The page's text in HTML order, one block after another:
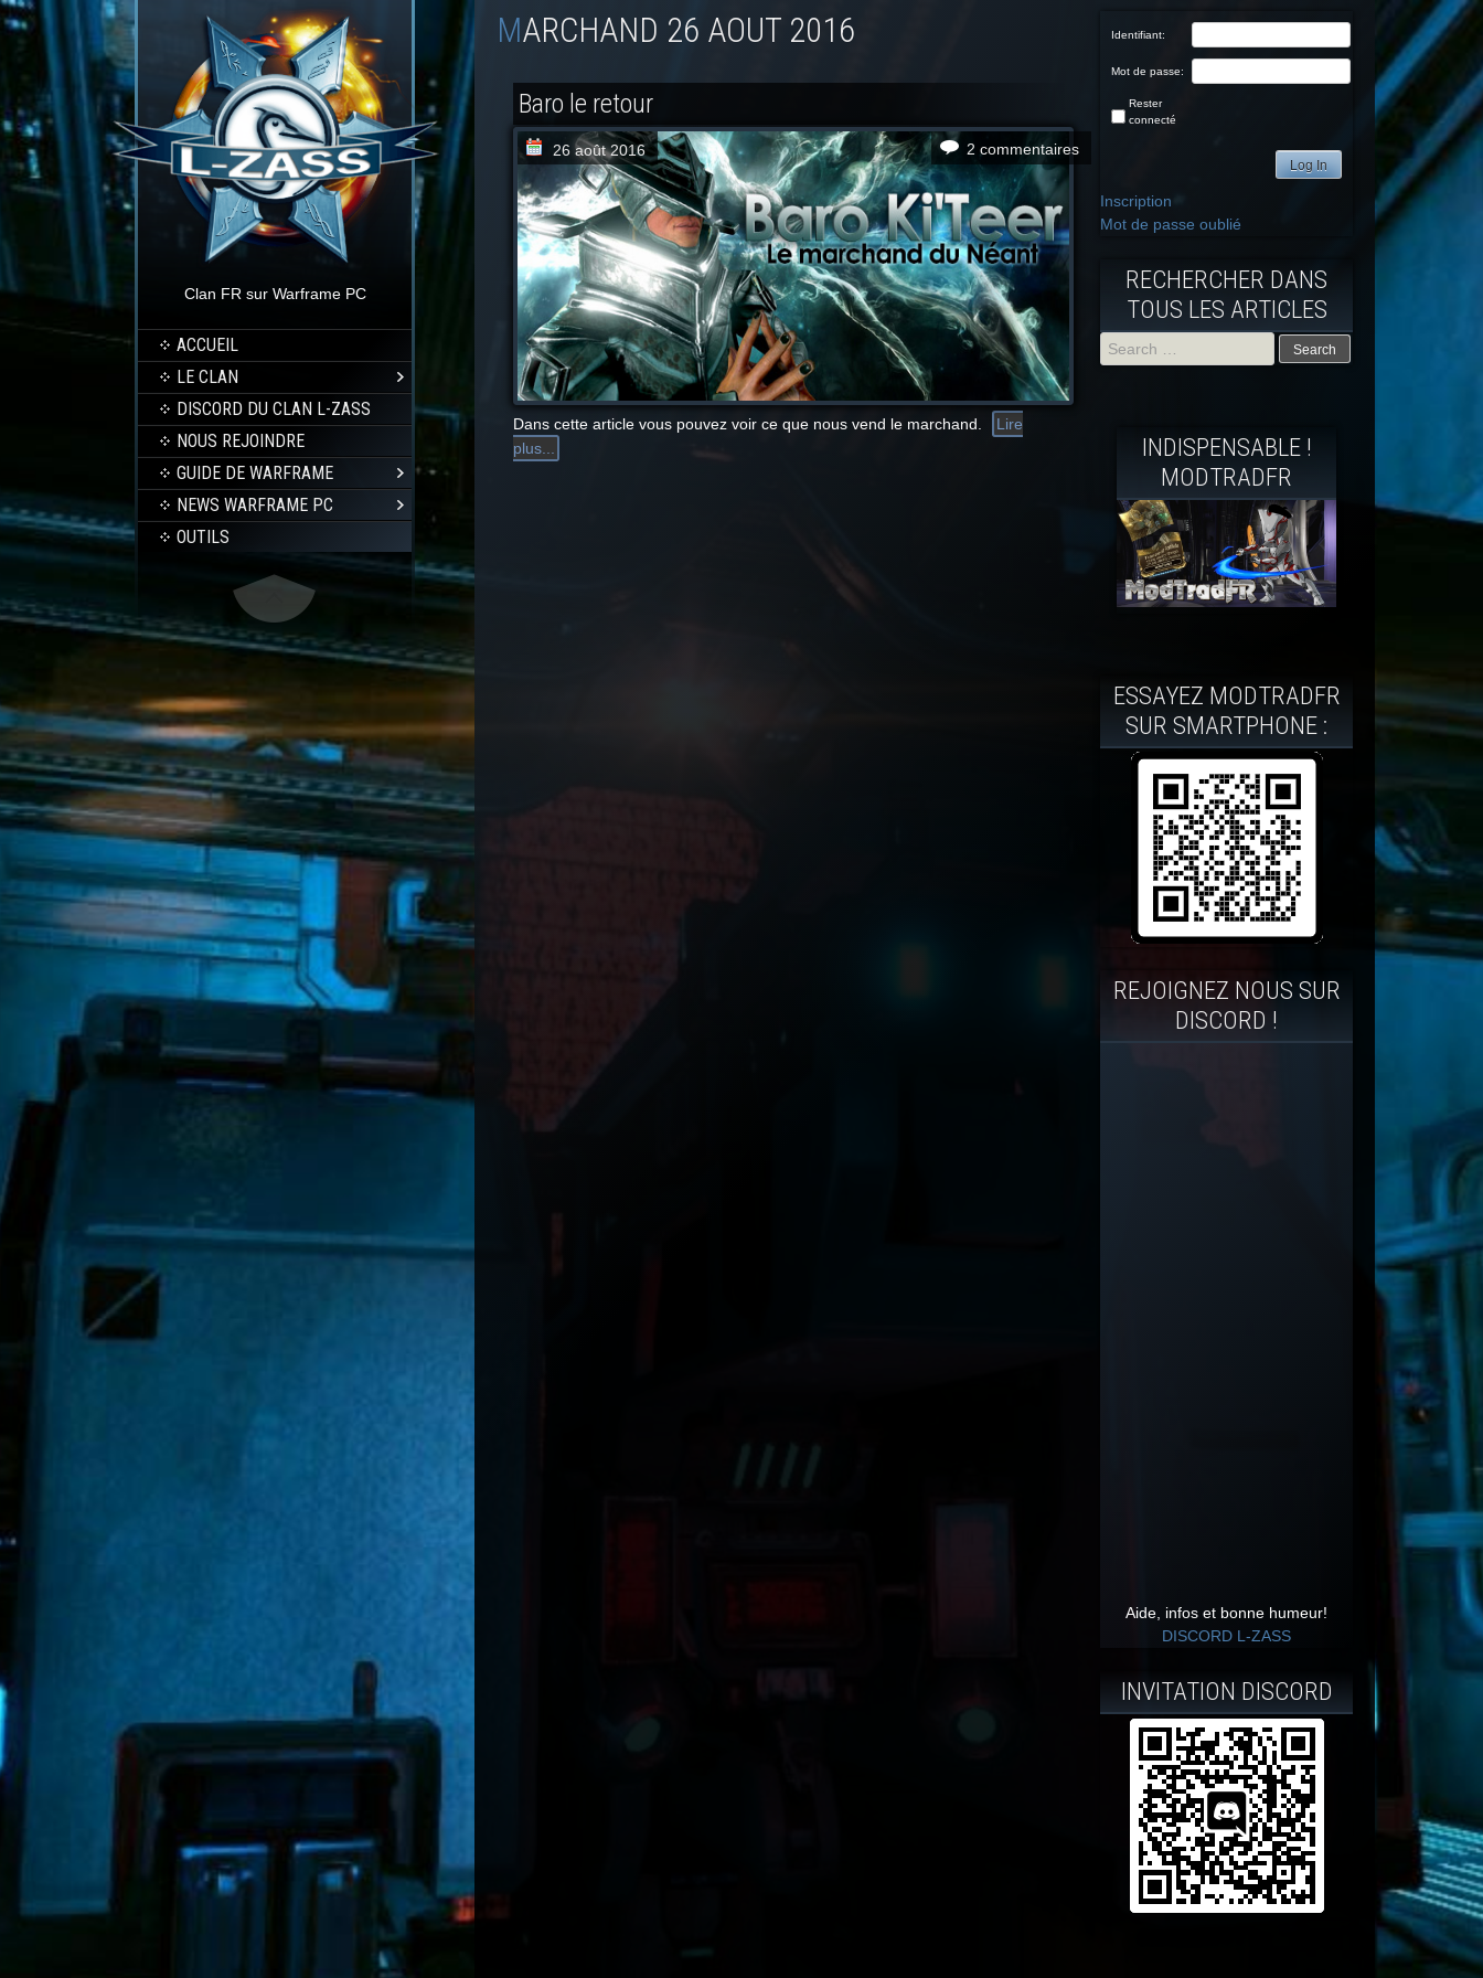
Clan FR sur Warframe PC
ACCUEIL
LE CLAN
DISCORD DU CLAN L-ZASS
NOUS REJOINDRE
GUIDE DE WARFRAME
NEWS WARFRAME PC
OUTILS
MARCHAND 26 AOUT 2016
Baro le retour
26 août 2016 2 commentaires
Dans cette article vous pouvez voir ce que nous vend le marchand.
Lire
plus...
Identifiant:
Mot de passe:
Rester
connecté
Log In
Inscription
Mot de passe oublié
RECHERCHER DANS
TOUS LES ARTICLES
INDISPENSABLE !
MODTRADFR
ESSAYEZ MODTRADFR
SUR SMARTPHONE :
REJOIGNEZ NOUS SUR
DISCORD !
Aide, infos et bonne humeur!
DISCORD L-ZASS
INVITATION DISCORD